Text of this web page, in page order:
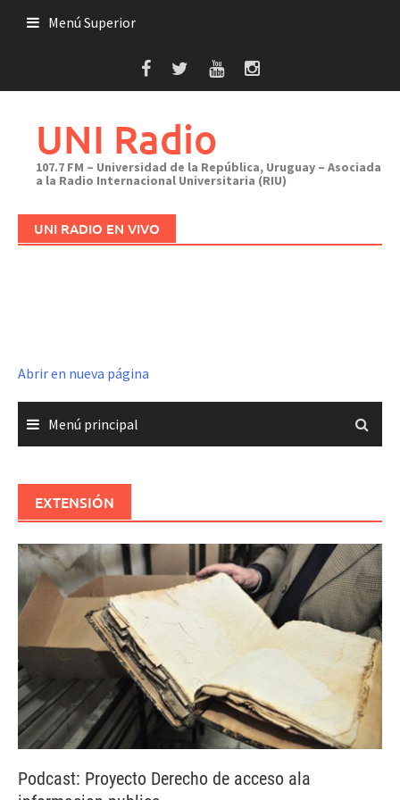
Menú Superior
UNI Radio
107.7 FM – Universidad de la República, Uruguay – Asociada
a la Radio Internacional Universitaria (RIU)
UNI RADIO EN VIVO
Abrir en nueva página
Menú principal
EXTENSIÓN
Podcast: Proyecto Derecho de acceso ala